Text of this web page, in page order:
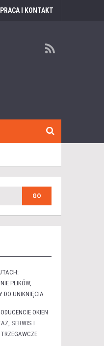
I KONTAKT
PLIKÓW,
DO UNIKNIĘCIA
OKIEN
SERWIS I